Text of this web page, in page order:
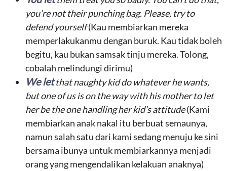
you’re not their punching bag. Please, try to
defend yourself(Kau membiarkan mereka
memperlakukanmu dengan buruk. Kau tidak boleh
begitu, kau bukan samsak tinju mereka. Tolong,
cobalah melindungi dirimu)
We letthat naughty kid do whatever he wants,
but one of us is on the way with his mother to let
her be the one handling her kid’s attitude(Kami
membiarkan anak nakal itu berbuat semaunya,
namun salah satu dari kami sedang menuju ke sini
bersama ibunya untuk membiarkannya menjadi
orang yang mengendalikan kelakuan anaknya)